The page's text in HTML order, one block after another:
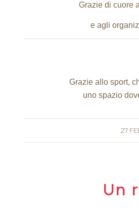
Grazie di cuore
e agli
Grazie allo sport,
uno spazio
27
Un